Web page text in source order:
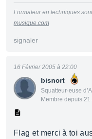
Formateur en techniques
musique.com
signaler
bisnort
Squatteur·euse
Membre depuis 21
16 Février 2005 à 22:00
Flag et merci à toi